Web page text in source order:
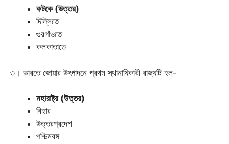
কটকে (উত্তর)
দিল্লিতে
গুরগাঁওতে
কলকাতাতে
৩। ভারতে জোয়ার উৎপাদনে প্রথম স্থানাধিকারী রাজ্যটি হল-
মহারাষ্ট্র (উত্তর)
বিহার
উত্তরপ্রদেশ
পশ্চিমবঙ্গ